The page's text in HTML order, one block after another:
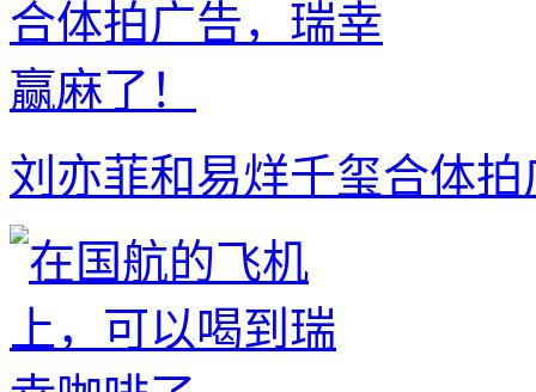
刘亦菲和易烊千玺合体